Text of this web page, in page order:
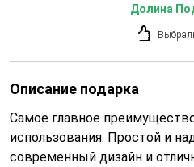
Долина
Описание подарка
Самое главное
использования. Простой и
современный дизайн и